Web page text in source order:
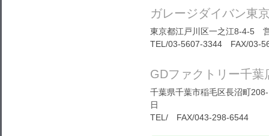
ガレージダイバン東
東京都江戸川区一之江8-4-5
TEL/03-5607-3344 FAX/03-
GDファクトリー千葉
千葉県千葉市稲毛区長沼町
日
TEL/ FAX/043-298-6544